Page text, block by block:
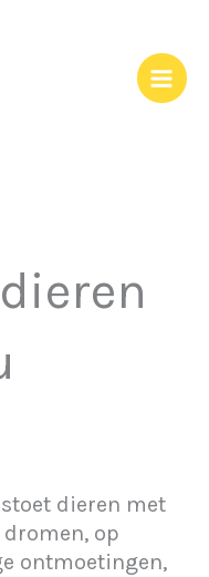
dieren met
op
ontmoetingen,